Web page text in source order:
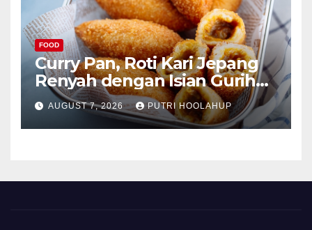
FOOD
Curry Pan, Roti Kari Jepang
Renyah dengan Isian Gurih
Menggoda
AUGUST 7, 2026 PUTRI HOOLAHUP